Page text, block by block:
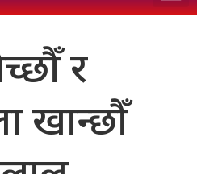
र
खान्छाैँ